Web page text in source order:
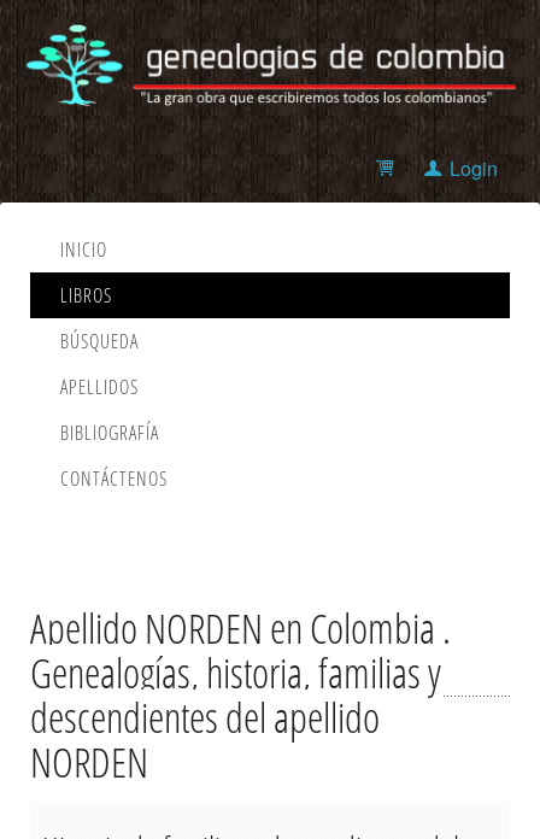
Login
INICIO
LIBROS
BÚSQUEDA
APELLIDOS
BIBLIOGRAFÍA
CONTÁCTENOS
Apellido NORDEN en Colombia .
Genealogías, historia, familias y
descendientes del apellido
NORDEN